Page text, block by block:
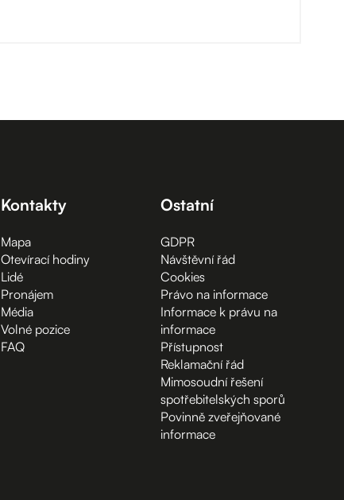
Kontakty
Mapa
Otevírací hodiny
Lidé
Pronájem
Média
Volné pozice
FAQ
Ostatní
GDPR
Návštěvní řád
Cookies
Právo na informace
Informace k právu na
informace
Přístupnost
Reklamační řád
Mimosoudní řešení
spotřebitelských sporů
Povinně zveřejňované
informace